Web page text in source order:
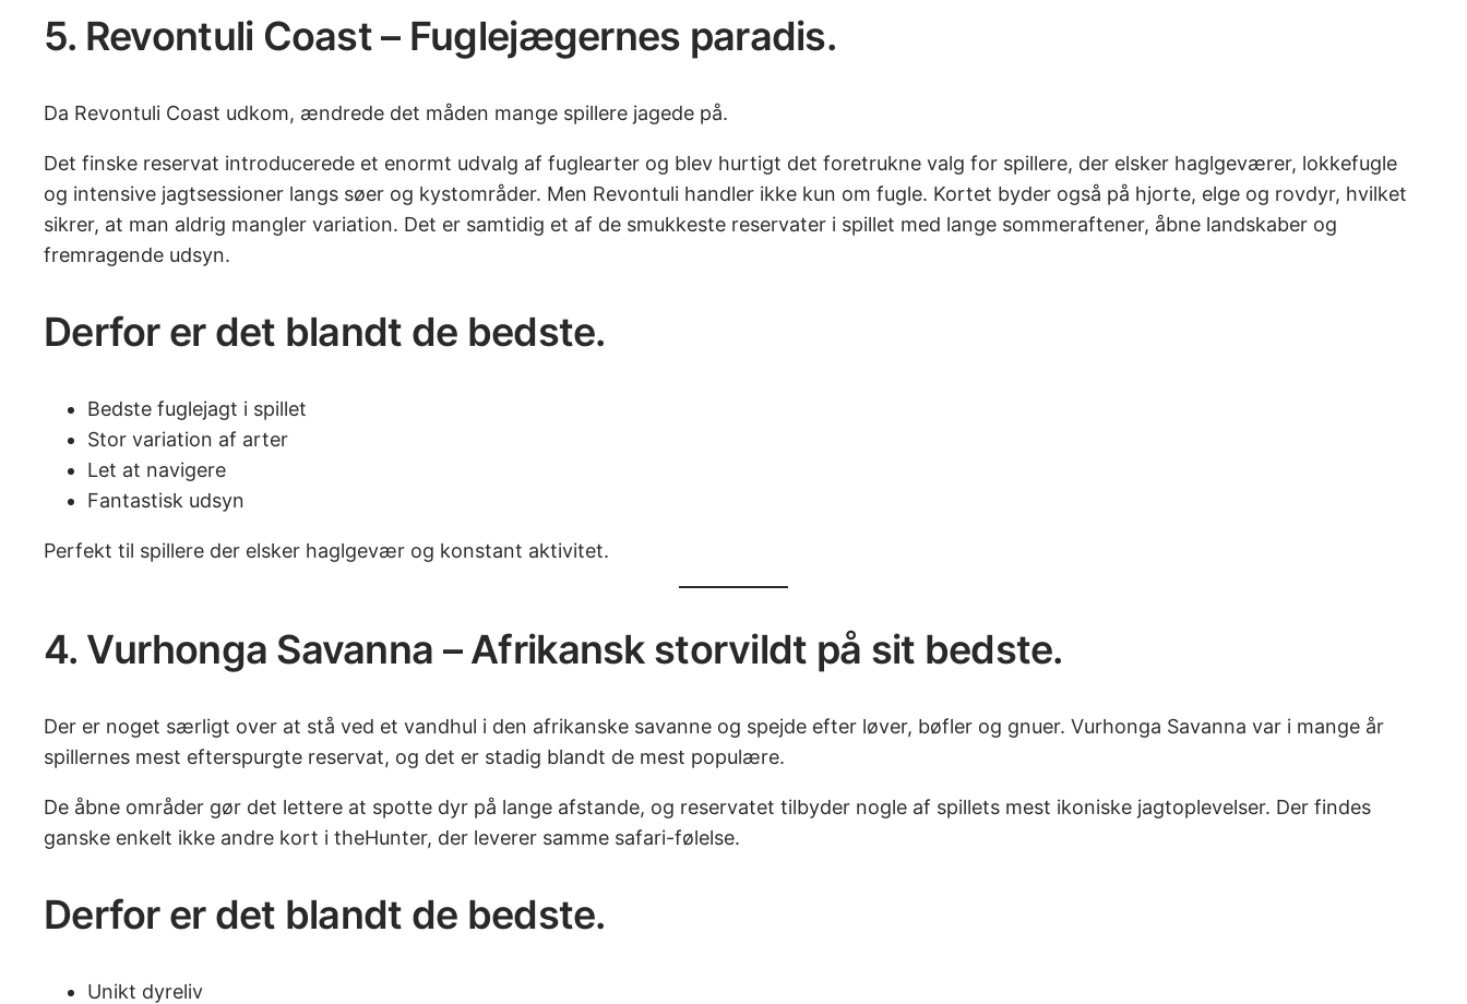
5. Revontuli Coast – Fuglejægernes paradis.
Da Revontuli Coast udkom, ændrede det måden mange spillere jagede på.
Det finske reservat introducerede et enormt udvalg af fuglearter og blev hurtigt det foretrukne valg for spillere, der elsker haglgeværer, lokkefugle
og intensive jagtsessioner langs søer og kystområder. Men Revontuli handler ikke kun om fugle. Kortet byder også på hjorte, elge og rovdyr, hvilket
sikrer, at man aldrig mangler variation. Det er samtidig et af de smukkeste reservater i spillet med lange sommeraftener, åbne landskaber og
fremragende udsyn.
Derfor er det blandt de bedste.
Bedste fuglejagt i spillet
Stor variation af arter
Let at navigere
Fantastisk udsyn
Perfekt til spillere der elsker haglgevær og konstant aktivitet.
4. Vurhonga Savanna – Afrikansk storvildt på sit bedste.
Der er noget særligt over at stå ved et vandhul i den afrikanske savanne og spejde efter løver, bøfler og gnuer. Vurhonga Savanna var i mange år
spillernes mest efterspurgte reservat, og det er stadig blandt de mest populære.
De åbne områder gør det lettere at spotte dyr på lange afstande, og reservatet tilbyder nogle af spillets mest ikoniske jagtoplevelser. Der findes
ganske enkelt ikke andre kort i theHunter, der leverer samme safari-følelse.
Derfor er det blandt de bedste.
Unikt dyreliv